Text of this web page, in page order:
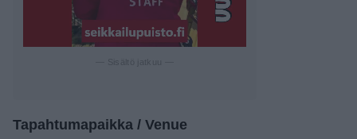
Tapahtumapaikka / Venue